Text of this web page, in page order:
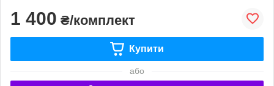
1 400 ₴/комплект
Купити
або